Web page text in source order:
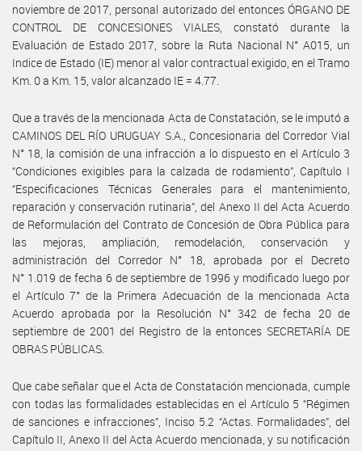
noviembre de 2017, personal autorizado del entonces ÓRGANO DE
CONTROL DE CONCESIONES VIALES, constató durante la
Evaluación de Estado 2017, sobre la Ruta Nacional N° A015, un
Indice de Estado (IE) menor al valor contractual exigido, en el Tramo
Km. 0 a Km. 15, valor alcanzado IE = 4.77.
Que a través de la mencionada Acta de Constatación, se le imputó a
CAMINOS DEL RÍO URUGUAY S.A., Concesionaria del Corredor Vial
N° 18, la comisión de una infracción a lo dispuesto en el Artículo 3
“Condiciones exigibles para la calzada de rodamiento”, Capítulo I
“Especificaciones Técnicas Generales para el mantenimiento,
reparación y conservación rutinaria”, del Anexo II del Acta Acuerdo
de Reformulación del Contrato de Concesión de Obra Pública para
las mejoras, ampliación, remodelación, conservación y
administración del Corredor N° 18, aprobada por el Decreto
N° 1.019 de fecha 6 de septiembre de 1996 y modificado luego por
el Artículo 7° de la Primera Adecuación de la mencionada Acta
Acuerdo aprobada por la Resolución N° 342 de fecha 20 de
septiembre de 2001 del Registro de la entonces SECRETARÍA DE
OBRAS PÚBLICAS.
Que cabe señalar que el Acta de Constatación mencionada, cumple
con todas las formalidades establecidas en el Artículo 5 “Régimen
de sanciones e infracciones”, Inciso 5.2 “Actas. Formalidades”, del
Capítulo II, Anexo II del Acta Acuerdo mencionada, y su notificación